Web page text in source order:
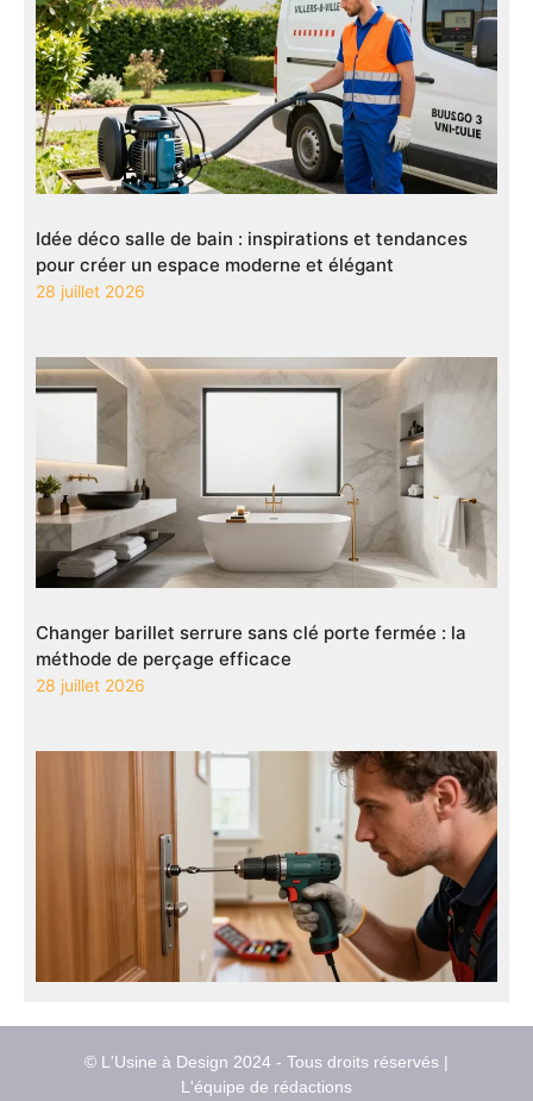
Idée déco salle de bain : inspirations et tendances
pour créer un espace moderne et élégant
28 juillet 2026
Changer barillet serrure sans clé porte fermée : la
méthode de perçage efficace
28 juillet 2026
© L'Usine à Design 2024 - Tous droits réservés |
L'équipe de rédactions